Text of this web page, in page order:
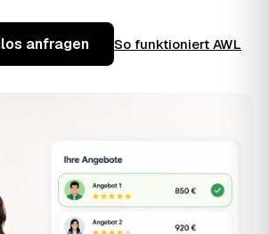
anfragen So funktioniert AWL